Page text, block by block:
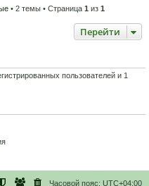
• 2 темы • Страница 1из 1
Перейти
пользователей и 1
Часовой пояс: UTC+04:00